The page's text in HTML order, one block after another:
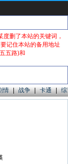
删了本站的关键词，
记住本站的备用地址
五路)和
情 | 战争 | 卡通 |